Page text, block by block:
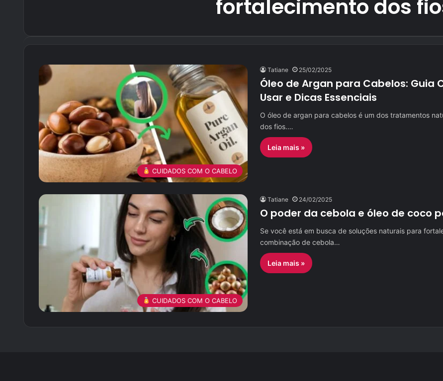
fortalecimento dos
CUIDADOS COM O CABELO
Tatiane 25/02/2025
Óleo de Argan para Cabelos: Guia
Usar e Dicas Essenciais
O óleo de argan para cabelos é um dos tratamentos
dos fios.…
Leia mais »
CUIDADOS COM O CABELO
Tatiane 24/02/2025
O poder da cebola e óleo de coco
Se você está em busca de soluções naturais para
combinação de cebola…
Leia mais »